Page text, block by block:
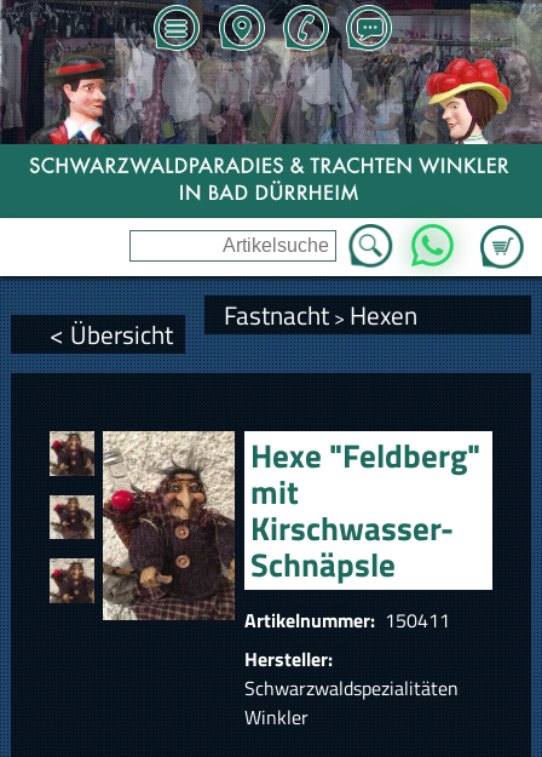
Zum
WhatsApp
< Übersicht Fastnacht> Hexen
Hexe "Feldberg"
mit
Kirschwasser-
Schnäpsle
Artikelnummer: 150411
Hersteller:
Schwarzwaldspezialitäten
Winkler